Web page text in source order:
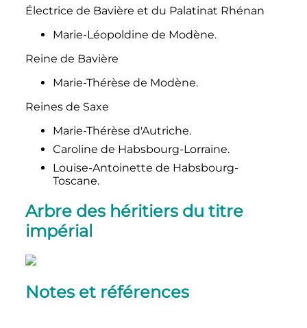
Électrice de Bavière et du Palatinat Rhénan
Marie-Léopoldine de Modène.
Reine de Bavière
Marie-Thérèse de Modène.
Reines de Saxe
Marie-Thérèse d'Autriche.
Caroline de Habsbourg-Lorraine.
Louise-Antoinette de Habsbourg-
Toscane.
Arbre des héritiers du titre
impérial
Notes et références